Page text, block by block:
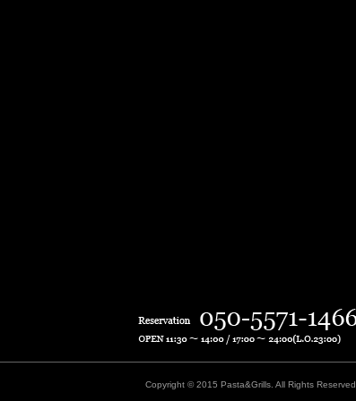
Copyright © 2015 Pasta&Grills. All Rights Reserved.